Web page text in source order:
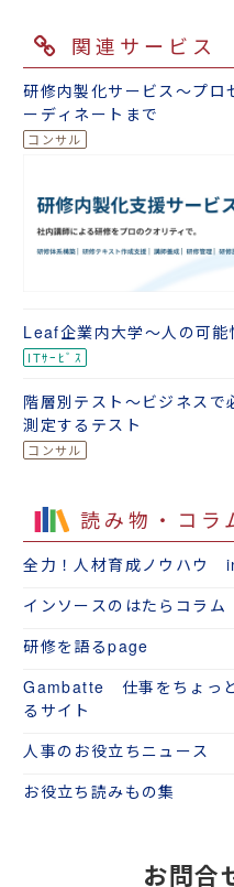
関連サービス
研修内製化サービス～プロ
ーディネートまで
Leaf企業内大学～人の可
階層別テスト～ビジネスで
測定するテスト
読み物・コラ
全力！人材育成ノウハウ
インソースのはたらコラム
研修を語るpage
Gambatte 仕事をちょっ
るサイト
人事のお役立ちニュース
お役立ち読みもの集
お問合